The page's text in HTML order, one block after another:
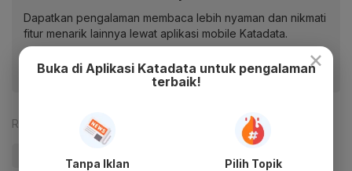
Dapatkan pengalaman membaca lebih nyaman dan nikmati
fitur menarik lainnya lewat aplikasi mobile Katadata.
Reporter: Muhamad Fajar Riyandanu
#Pandu Sjahrir
×
Buka di Aplikasi Katadata untuk pengalaman
terbaik!
Tanpa Iklan Pilih Topik